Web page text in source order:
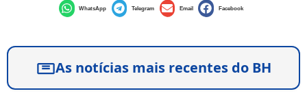
WhatsApp Telegram Email Facebook
As notícias mais recentes do BH